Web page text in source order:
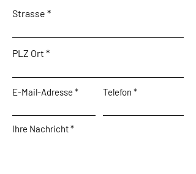
Strasse
PLZ Ort
E-Mail-Adresse Telefon
Ihre Nachricht